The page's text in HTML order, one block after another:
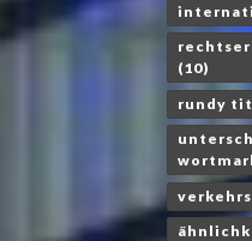
(10)
rundy